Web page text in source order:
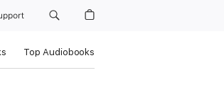
Top Audiobooks